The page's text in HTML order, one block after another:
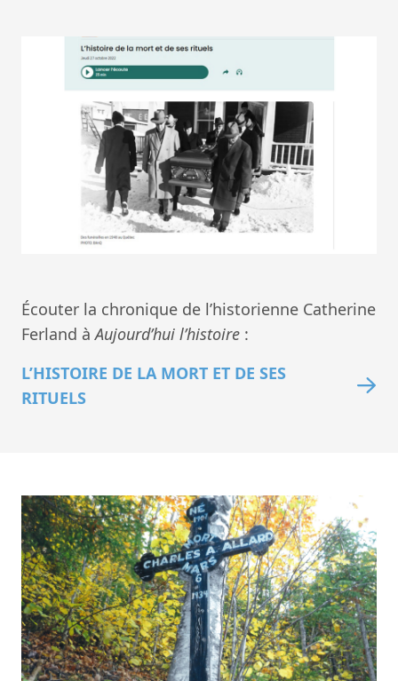
Écouter la chronique de l’historienne Catherine
Ferland àAujourd’hui l’histoire :
L’HISTOIRE DE LA MORT ET DE SES
RITUELS